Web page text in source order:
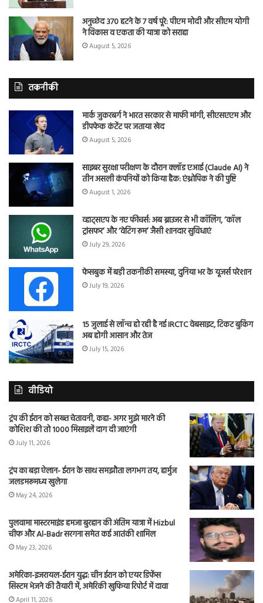
अनुच्छेद 370 हटने के 7 वर्ष पूरे: पीएम मोदी और सीएम योगी
ने विकास व एकता की यात्रा को सराहा
August 5, 2026
तकनीकी
मार्क जुकरबर्ग ने भारत सरकार से माफी मांगी, सीएसएएम और
डीपफेक कंटेंट पर जताया खेद
August 5, 2026
साइबर सुरक्षा परीक्षण के दौरान क्लॉड एआई (Claude AI) ने
तीन असली कंपनियों को किया हैक: एंथ्रोपिक ने की पुष्टि
August 1, 2026
व्हाट्सएप के नए फीचर्स: अब ब्राउजर से भी कॉलिंग, ‘कॉल
ट्रांसफर’ और ‘वेटिंग रूम’ जैसी शानदार सुविधाएं
July 29, 2026
फेसबुक में बड़ी तकनीकी समस्या, दुनिया भर के यूजर्स परेशान
July 19, 2026
15 जुलाई से लॉन्च हो रही है नई IRCTC वेबसाइट, टिकट बुकिंग
अब होगी आसान और तेज
July 15, 2026
वीडियो
ट्रंप की ईरान को सख्त चेतावनी, कहा- अगर मुझे मारने की
कोशिश की तो 1000 मिसाइलें दाग दी जाएंगी
July 11, 2026
ट्रंप का बड़ा ऐलान- ईरान के साथ समझौता लगभग तय, हार्मुज
जलडमरूमध्य खुलेगा
May 24, 2026
पुलवामा मास्टरमाइंड हमजा बुरहान की अंतिम यात्रा में Hizbul
चीफ और Al-Badr सरगना समेत कई आतंकी शामिल
May 23, 2026
अमेरिका-इजरायल-ईरान युद्ध: चीन ईरान को एयर डिफेंस
सिस्टम भेजने की तैयारी में, अमेरिकी खुफिया रिपोर्ट में दावा
April 11, 2026